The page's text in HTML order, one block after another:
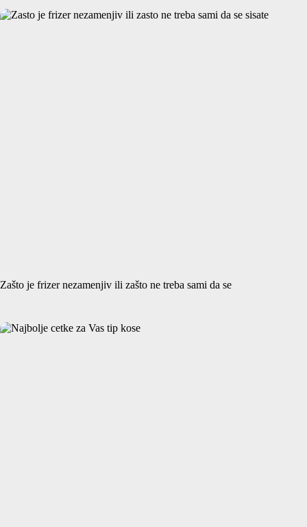
Zašto je frizer nezamenjiv ili zašto ne treba sami da se